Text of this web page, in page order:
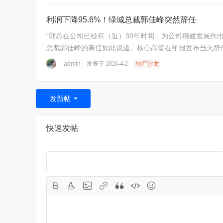
利润下降95.6%！绿城总裁郭佳峰突然辞任
“郭总在公司已经有（近）30年时间，为公司稳健发展
admin 发表于 2026-4-2 地产沙龙
发新帖
快速发帖